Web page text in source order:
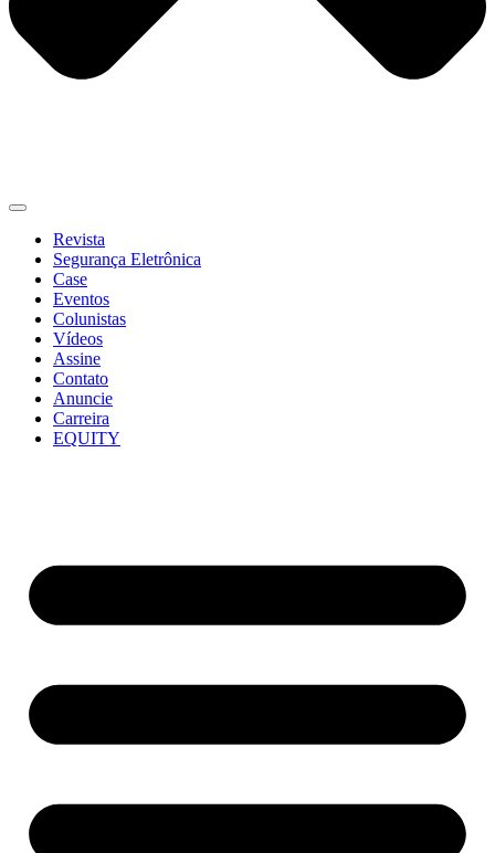
Revista
Segurança Eletrônica
Case
Eventos
Colunistas
Vídeos
Assine
Contato
Anuncie
Carreira
EQUITY